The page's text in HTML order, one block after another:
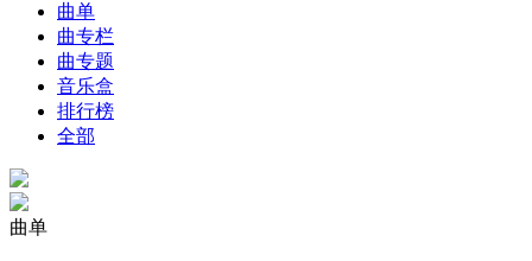
曲单
曲专栏
曲专题
音乐盒
排行榜
全部
曲单